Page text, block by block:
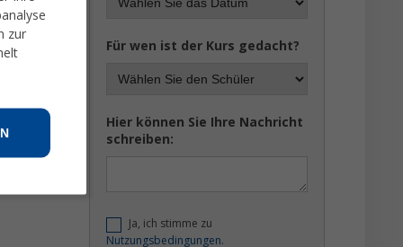
Für wen ist der Kurs gedacht?
Hier können Sie Ihre Nachricht
schreiben:
Ja, ich stimme zu
Nutzungsbedingungen.
zur